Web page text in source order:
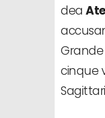
dea
cinque